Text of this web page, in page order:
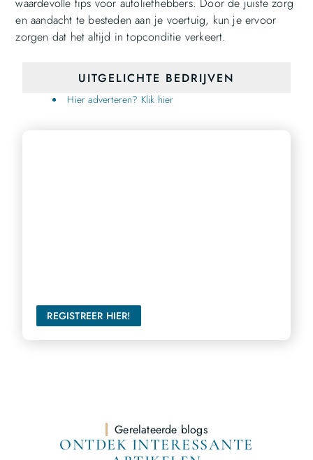
en aandacht te besteden aan je voertuig, kun je ervoor
zorgen dat het altijd in topconditie verkeert.
UITGELICHTE BEDRIJVEN
Hier adverteren? Klik hier
REGISTREER HIER!
Gerelateerde blogs
ONTDEK INTERESSANTE